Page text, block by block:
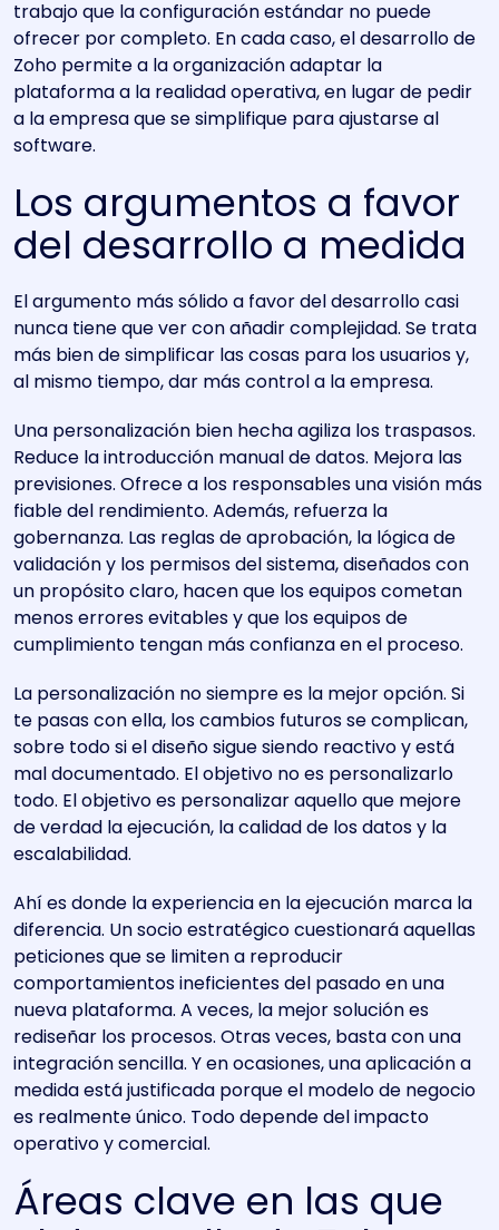
trabajo que la configuración estándar no puede
ofrecer por completo. En cada caso, el desarrollo de
Zoho permite a la organización adaptar la
plataforma a la realidad operativa, en lugar de pedir
a la empresa que se simplifique para ajustarse al
software.
Los argumentos a favor
del desarrollo a medida
El argumento más sólido a favor del desarrollo casi
nunca tiene que ver con añadir complejidad. Se trata
más bien de simplificar las cosas para los usuarios y,
al mismo tiempo, dar más control a la empresa.
Una personalización bien hecha agiliza los traspasos.
Reduce la introducción manual de datos. Mejora las
previsiones. Ofrece a los responsables una visión más
fiable del rendimiento. Además, refuerza la
gobernanza. Las reglas de aprobación, la lógica de
validación y los permisos del sistema, diseñados con
un propósito claro, hacen que los equipos cometan
menos errores evitables y que los equipos de
cumplimiento tengan más confianza en el proceso.
La personalización no siempre es la mejor opción. Si
te pasas con ella, los cambios futuros se complican,
sobre todo si el diseño sigue siendo reactivo y está
mal documentado. El objetivo no es personalizarlo
todo. El objetivo es personalizar aquello que mejore
de verdad la ejecución, la calidad de los datos y la
escalabilidad.
Ahí es donde la experiencia en la ejecución marca la
diferencia. Un socio estratégico cuestionará aquellas
peticiones que se limiten a reproducir
comportamientos ineficientes del pasado en una
nueva plataforma. A veces, la mejor solución es
rediseñar los procesos. Otras veces, basta con una
integración sencilla. Y en ocasiones, una aplicación a
medida está justificada porque el modelo de negocio
es realmente único. Todo depende del impacto
operativo y comercial.
Áreas clave en las que